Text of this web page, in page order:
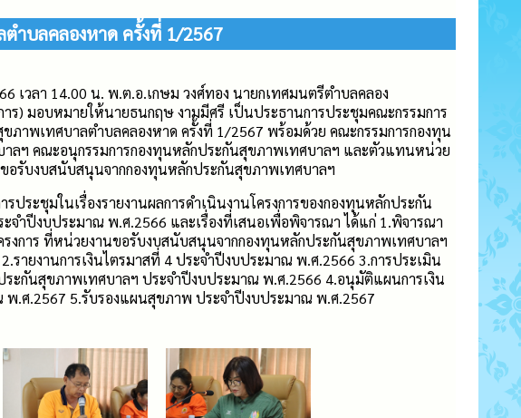
ำบลคลองหาด ครั้งที่ 1/2567
เวลา 14.00 น. พ.ต.อ.เกษม วงศ์ทอง นายกเทศมนตรีตำบลคลอง
ร) มอบหมายให้นายธนกฤษ งามมีศรี เป็นประธานการประชุมคณะกรรมการ
ภาพเทศบาลตำบลคลองหาด ครั้งที่ 1/2567 พร้อมด้วย คณะกรรมการกองทุน
ลฯ คณะอนุกรรมการกองทุนหลักประกันสุขภาพเทศบาลฯ และตัวแทนหน่วย
ขอรับงบสนับสนุนจากกองทุนหลักประกันสุขภาพเทศบาลฯ
รประชุมในเรื่องรายงานผลการดำเนินงานโครงการของกองทุนหลักประกัน
จำปีงบประมาณ พ.ศ.2566 และเรื่องที่เสนอเพื่อพิจารณา ได้แก่ 1.พิจารณา
รงการ ที่หน่วยงานขอรับงบสนับสนุนจากกองทุนหลักประกันสุขภาพเทศบาลฯ
รายงานการเงินไตรมาสที่ 4 ประจำปีงบประมาณ พ.ศ.2566 3.การประเมิน
ระกันสุขภาพเทศบาลฯ ประจำปีงบประมาณ พ.ศ.2566 4.อนุมัติแผนการเงิน
พ.ศ.2567 5.รับรองแผนสุขภาพ ประจำปีงบประมาณ พ.ศ.2567